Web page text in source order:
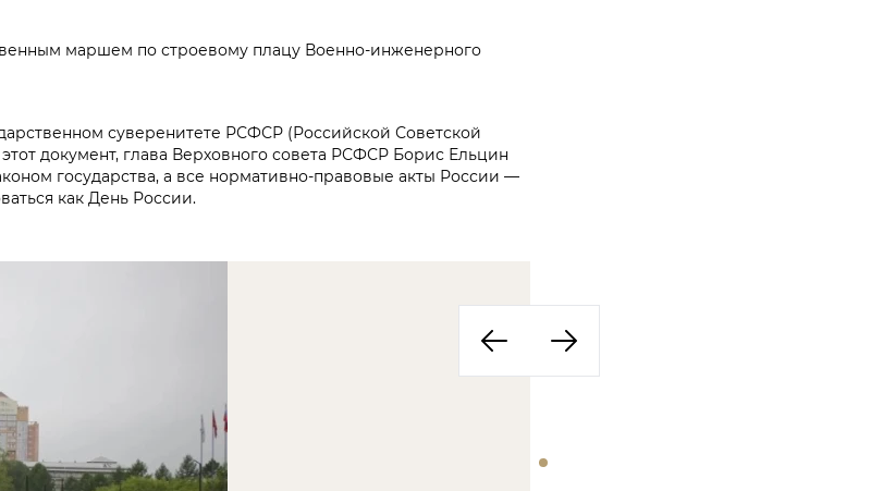
маршем по строевому плацу Военно-инженерного
суверенитете РСФСР (Российской Советской
документ, глава Верховного совета РСФСР Борис Ельцин
государства, а все нормативно-правовые акты России —
как День России.